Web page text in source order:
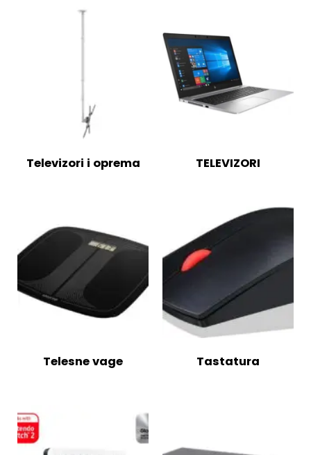
Televizori i oprema TELEVIZORI
Telesne vage Tastatura